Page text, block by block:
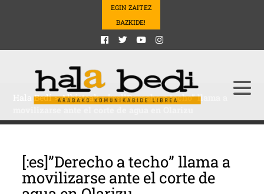
EGIN ZAITEZ
BAZKIDE!
Hala Bedi>Albisteak>[:es]”Derecho a techo” llama a
[:es]”Derecho a techo” llama a
movilizarse ante el corte de